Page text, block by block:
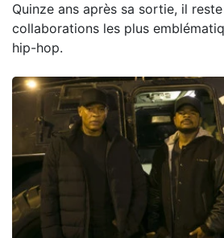
Quinze ans après sa sortie, il
collaborations les plus
hip-hop.